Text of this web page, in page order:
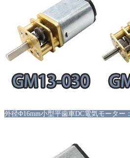
外径Φ16mm小型平歯車DC電気モーター：